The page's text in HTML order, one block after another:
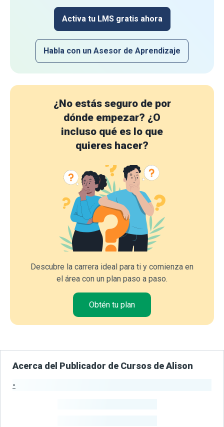
Activa tu LMS gratis ahora
Habla con un Asesor de Aprendizaje
¿No estás seguro de por
dónde empezar? ¿O
incluso qué es lo que
quieres hacer?
Descubre la carrera ideal para ti y comienza en
el área con un plan paso a paso.
Obtén tu plan
Acerca del Publicador de Cursos de Alison
-